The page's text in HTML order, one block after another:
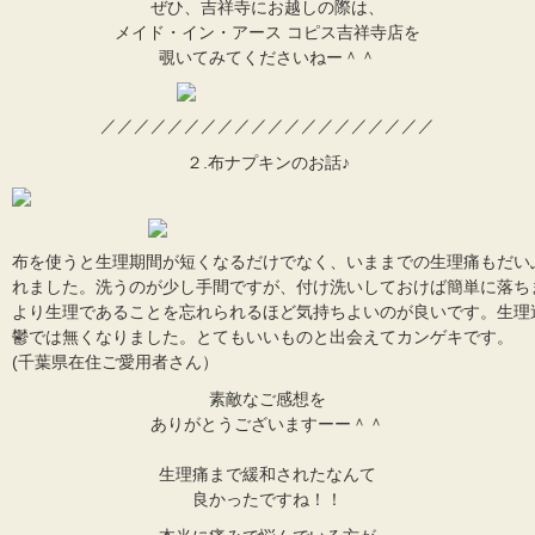
ぜひ、吉祥寺にお越しの際は、
メイド・イン・アース コピス吉祥寺店を
覗いてみてくださいねー＾＾
／／／／／／／／／／／／／／／／／／／／
２.布ナプキンのお話♪
布を使うと生理期間が短くなるだけでなく、いままでの生理痛もだい
れました。洗うのが少し手間ですが、付け洗いしておけば簡単に落ち
より生理であることを忘れられるほど気持ちよいのが良いです。生理
鬱では無くなりました。とてもいいものと出会えてカンゲキです。
(千葉県在住ご愛用者さん）
素敵なご感想を
ありがとうございますーー＾＾
生理痛まで緩和されたなんて
良かったですね！！